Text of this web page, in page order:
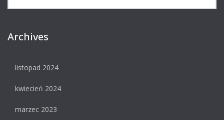
Archives
listopad 2024
kwiecień 2024
marzec 2023